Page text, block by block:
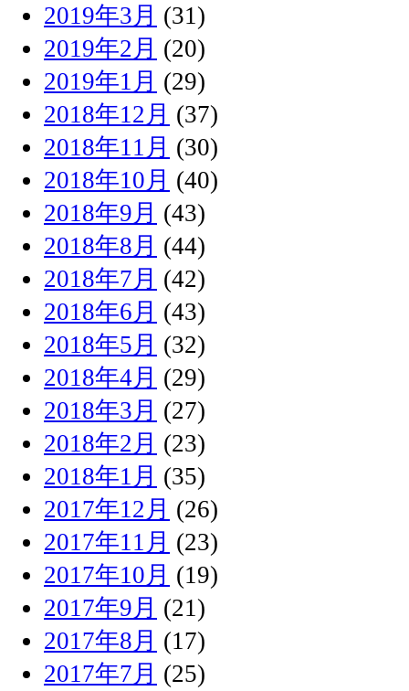
2019年3月 (31)
2019年2月 (20)
2019年1月 (29)
2018年12月 (37)
2018年11月 (30)
2018年10月 (40)
2018年9月 (43)
2018年8月 (44)
2018年7月 (42)
2018年6月 (43)
2018年5月 (32)
2018年4月 (29)
2018年3月 (27)
2018年2月 (23)
2018年1月 (35)
2017年12月 (26)
2017年11月 (23)
2017年10月 (19)
2017年9月 (21)
2017年8月 (17)
2017年7月 (25)